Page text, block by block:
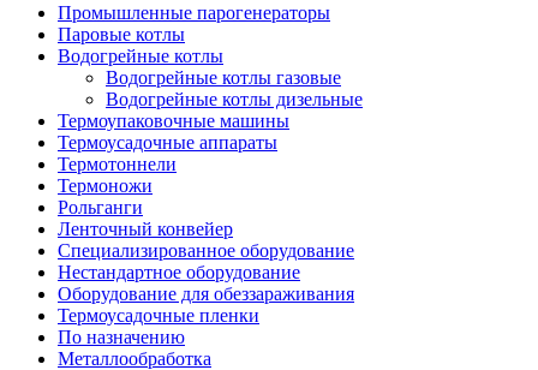
Промышленные парогенераторы
Паровые котлы
Водогрейные котлы
Водогрейные котлы газовые
Водогрейные котлы дизельные
Термоупаковочные машины
Термоусадочные аппараты
Термотоннели
Термоножи
Рольганги
Ленточный конвейер
Специализированное оборудование
Нестандартное оборудование
Оборудование для обеззараживания
Термоусадочные пленки
По назначению
Металлообработка